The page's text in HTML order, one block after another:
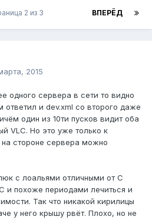
ВПЕРЁД
2 из 3
2015
одного сервера в сети то видно
ответил и dev.xml со второго даже
один из 10ти пусков видит оба
VLC. Но это уже только к
на стороне сервера можно
с лоальями отличными от C
и похоже периодами лечиться и
Так что никакой кирилицы
у него крышу рвёт. Плохо, но не